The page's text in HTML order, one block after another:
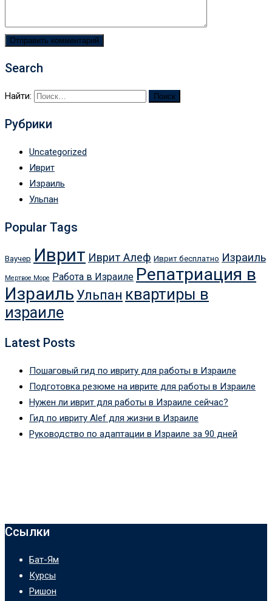
Search
Найти:
Рубрики
Uncategorized
Иврит
Израиль
Ульпан
Popular Tags
Ваучер Иврит Иврит Алеф Иврит бесплатно Израиль
Мертвое Море Работа в Израиле Репатриация в
Израиль Ульпан квартиры в
израиле
Latest Posts
Пошаговый гид по ивриту для работы в Израиле
Подготовка резюме на иврите для работы в Израиле
Нужен ли иврит для работы в Израиле сейчас?
Гид по ивриту Alef для жизни в Израиле
Руководство по адаптации в Израиле за 90 дней
Ссылки
Бат-Ям
Курсы
Ришон